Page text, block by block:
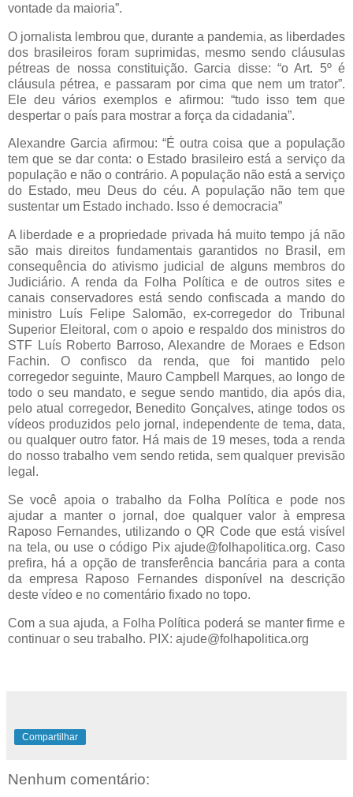
vontade da maioria”.
O jornalista lembrou que, durante a pandemia, as liberdades
dos brasileiros foram suprimidas, mesmo sendo cláusulas
pétreas de nossa constituição. Garcia disse: “o Art. 5º é
cláusula pétrea, e passaram por cima que nem um trator”.
Ele deu vários exemplos e afirmou: “tudo isso tem que
despertar o país para mostrar a força da cidadania”.
Alexandre Garcia afirmou: “É outra coisa que a população
tem que se dar conta: o Estado brasileiro está a serviço da
população e não o contrário. A população não está a serviço
do Estado, meu Deus do céu. A população não tem que
sustentar um Estado inchado. Isso é democracia”
A liberdade e a propriedade privada há muito tempo já não
são mais direitos fundamentais garantidos no Brasil, em
consequência do ativismo judicial de alguns membros do
Judiciário. A renda da Folha Política e de outros sites e
canais conservadores está sendo confiscada a mando do
ministro Luís Felipe Salomão, ex-corregedor do Tribunal
Superior Eleitoral, com o apoio e respaldo dos ministros do
STF Luís Roberto Barroso, Alexandre de Moraes e Edson
Fachin. O confisco da renda, que foi mantido pelo
corregedor seguinte, Mauro Campbell Marques, ao longo de
todo o seu mandato, e segue sendo mantido, dia após dia,
pelo atual corregedor, Benedito Gonçalves, atinge todos os
vídeos produzidos pelo jornal, independente de tema, data,
ou qualquer outro fator. Há mais de 19 meses, toda a renda
do nosso trabalho vem sendo retida, sem qualquer previsão
legal.
Se você apoia o trabalho da Folha Política e pode nos
ajudar a manter o jornal, doe qualquer valor à empresa
Raposo Fernandes, utilizando o QR Code que está visível
na tela, ou use o código Pix ajude@folhapolitica.org. Caso
prefira, há a opção de transferência bancária para a conta
da empresa Raposo Fernandes disponível na descrição
deste vídeo e no comentário fixado no topo.
Com a sua ajuda, a Folha Política poderá se manter firme e
continuar o seu trabalho. PIX: ajude@folhapolitica.org
Compartilhar
Nenhum comentário: